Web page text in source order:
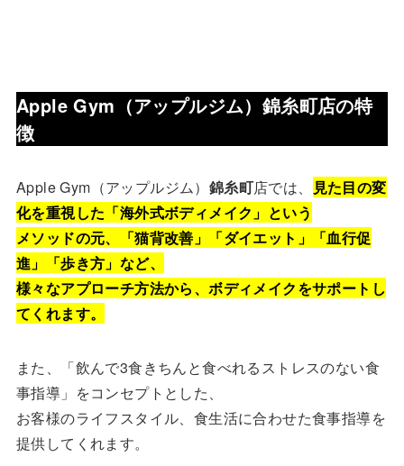
Apple Gym（アップルジム） 錦糸町店の特
徴
Apple Gym（アップルジム） 錦糸町店では、
見た目の変
化を重視した「海外式ボディメイク」という
メソッドの元、「猫背改善」「ダイエット」「血行促
進」「歩き方」など、
様々なアプローチ方法から、ボディメイクをサポートし
てくれます。
また、「飲んで3食きちんと食べれるストレスのない食
事指導」をコンセプトとした、
お客様のライフスタイル、食生活に合わせた食事指導を
提供してくれます。